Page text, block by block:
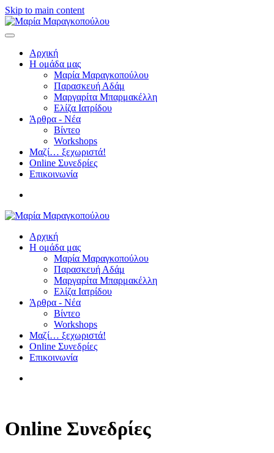
Skip to main content
Αρχική
Η ομάδα μας
Μαρία Μαραγκοπούλου
Παρασκευή Αδάμ
Μαργαρίτα Μπαρμακέλλη
Ελίζα Ιατρίδου
Άρθρα - Νέα
Βίντεο
Workshops
Μαζί… ξεχωριστά!
Online Συνεδρίες
Επικοινωνία
Αρχική
Η ομάδα μας
Μαρία Μαραγκοπούλου
Παρασκευή Αδάμ
Μαργαρίτα Μπαρμακέλλη
Ελίζα Ιατρίδου
Άρθρα - Νέα
Βίντεο
Workshops
Μαζί… ξεχωριστά!
Online Συνεδρίες
Επικοινωνία
Online Συνεδρίες